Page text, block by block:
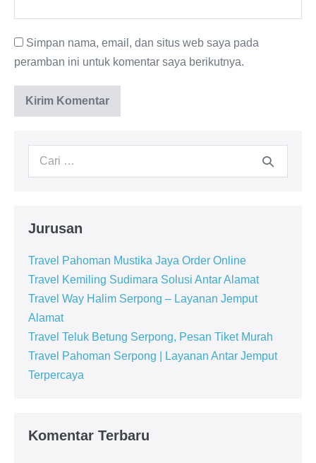
Simpan nama, email, dan situs web saya pada
peramban ini untuk komentar saya berikutnya.
Jurusan
Travel Pahoman Mustika Jaya Order Online
Travel Kemiling Sudimara Solusi Antar Alamat
Travel Way Halim Serpong – Layanan Jemput
Alamat
Travel Teluk Betung Serpong, Pesan Tiket Murah
Travel Pahoman Serpong | Layanan Antar Jemput
Terpercaya
Komentar Terbaru